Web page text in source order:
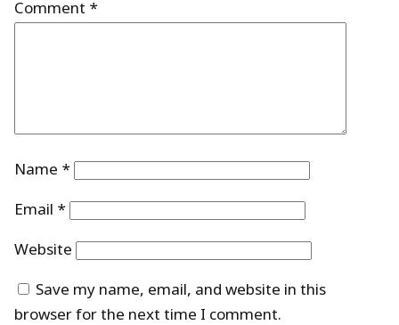
Comment *
Name *
Email *
Website
Save my name, email, and website in this
browser for the next time I comment.